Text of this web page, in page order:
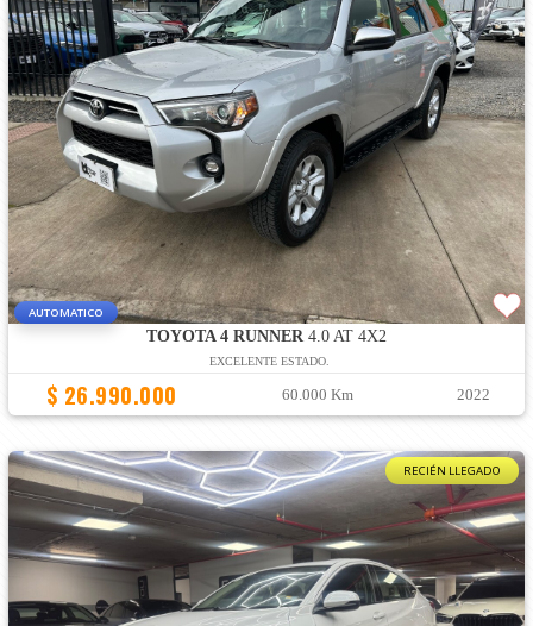
AUTOMATICO
TOYOTA 4 RUNNER4.0 AT 4X2
EXCELENTE ESTADO.
$ 26.990.000 60.000 Km 2022
RECIÉN LLEGADO